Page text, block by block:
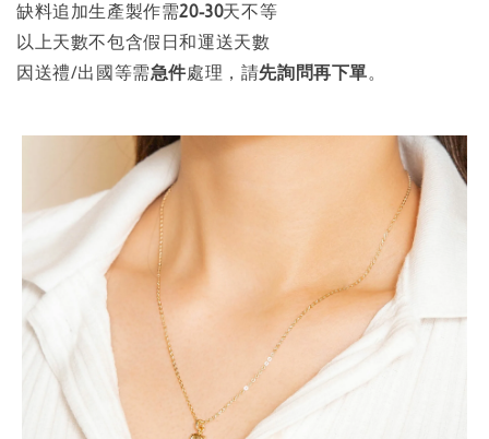
缺料追加生產製作需20-30天不等
以上天數不包含假日和運送天數
因送禮/出國等需急件處理，請先詢問再下單。